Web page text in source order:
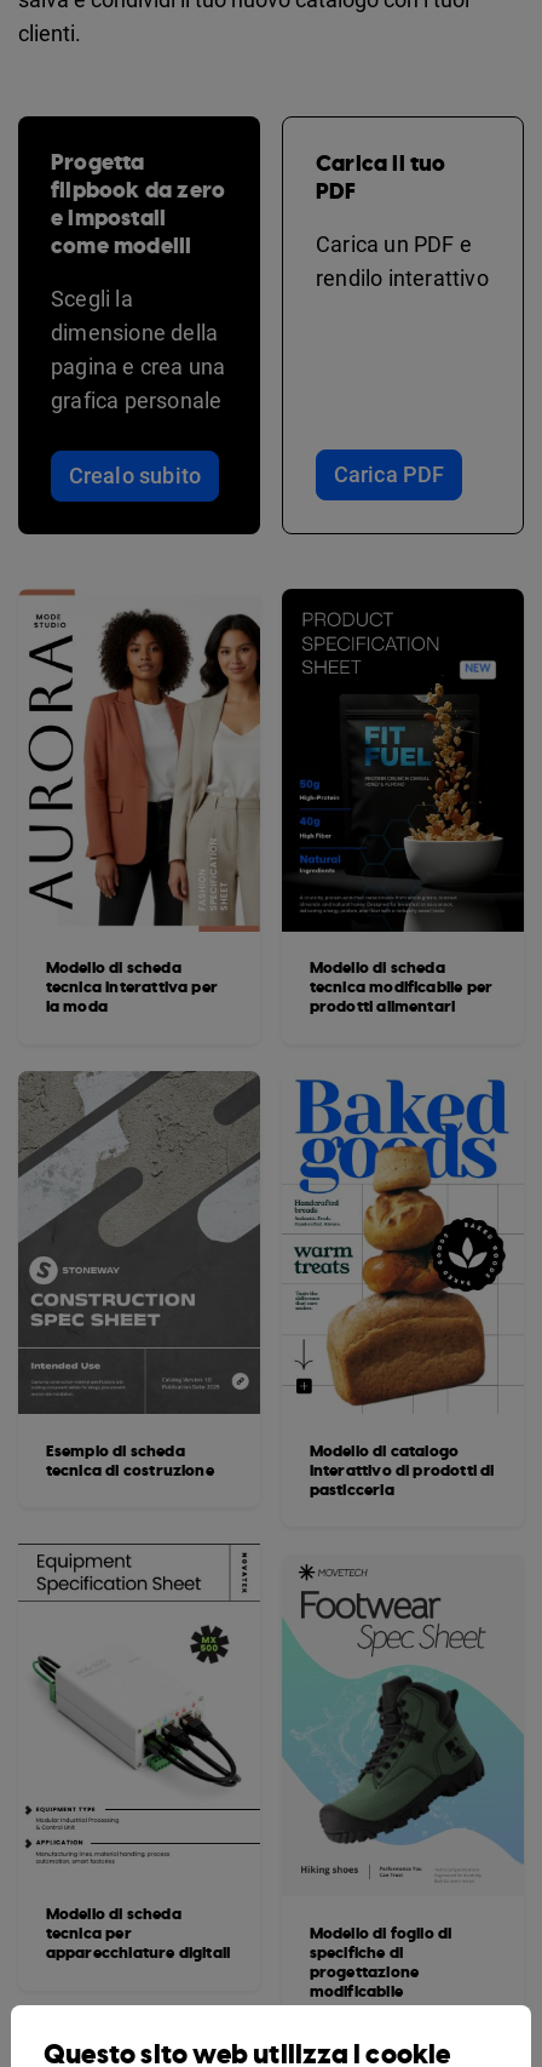
clienti.
Progetta
flipbook da zero
e impostali
come modelli
Scegli la
dimensione della
pagina e crea una
grafica personale
Crealo subito
Carica il tuo
PDF
Carica un PDF e
rendilo interattivo
Carica PDF
Modello di scheda
tecnica interattiva per
la moda
Esempio di scheda
tecnica di costruzione
Modello di scheda
tecnica per
apparecchiature digitali
Modello di scheda
tecnica modificabile per
prodotti alimentari
Modello di catalogo
interattivo di prodotti di
pasticceria
Modello di foglio di
specifiche di
progettazione
modificabile
Questo sito web utilizza i cookie